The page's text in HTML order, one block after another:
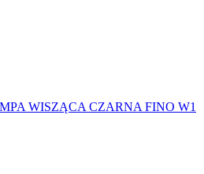
WISZĄCA CZARNA FINO W1